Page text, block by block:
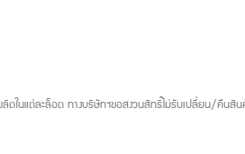
ตในแต่ละล็อต ทางบริษัทฯขอสงวนสิทธิ์ไม่รับเปลี่ยน/คืนสิน